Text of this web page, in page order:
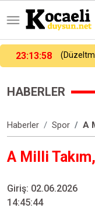
23:16:23
HABERLER
Haberler Spor A
A Milli
Giriş: 02.06.2026
14:45:44